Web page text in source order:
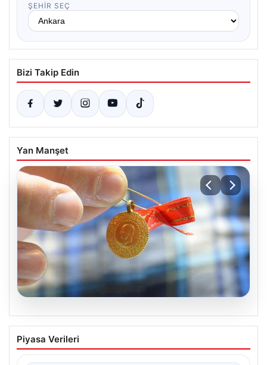
ŞEHIR SEÇ
Bizi Takip Edin
Yan Manşet
Altın fiyatları canlı 8 Nisan 2026:
Güncel alış ve satış rakamlarıyla
Piyasa Verileri